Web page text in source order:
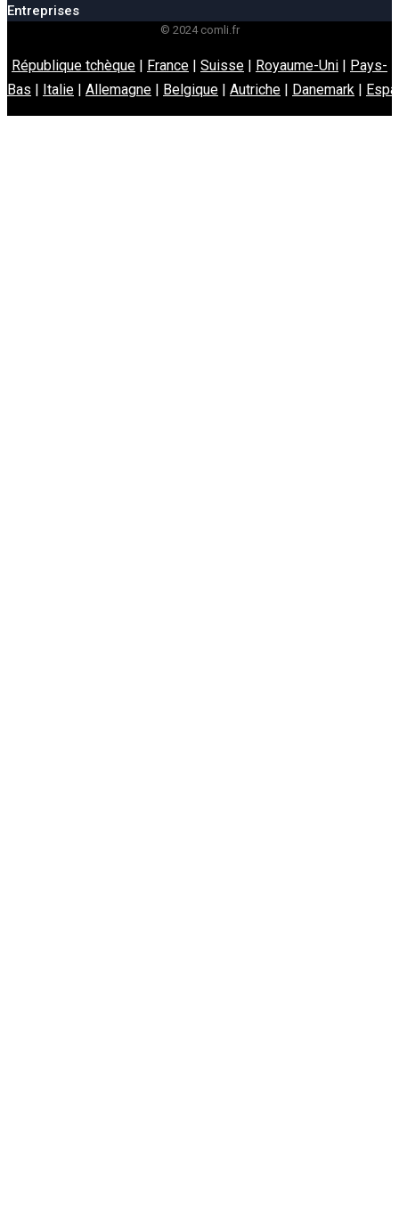
Entreprises
© 2024 comli.fr
République tchèque | France | Suisse | Royaume-Uni | Pays-
Bas | Italie | Allemagne | Belgique | Autriche | Danemark |